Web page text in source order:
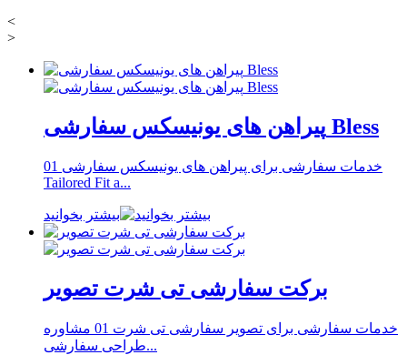
<
>
پیراهن های یونیسکس سفارشی Bless
خدمات سفارشی برای پیراهن های یونیسکس سفارشی 01
Tailored Fit a...
بیشتر بخوانید
برکت سفارشی تی شرت تصویر
خدمات سفارشی برای تصویر سفارشی تی شرت 01 مشاوره
طراحی سفارشی...